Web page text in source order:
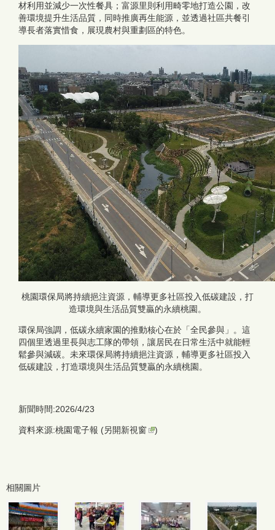
材利用並減少一次性餐具；富源里則利用畸零地打造公園，改
善環境提升生活品質，同時推廣再生能源，並透過社區共餐引
導長者落實惜食，展現農村與重劃區的特色。
桃園環保局將持續挹注資源，輔導更多社區投入低碳建設，打
造環境與生活品質雙贏的永續桃園。
環保局強調，低碳永續家園的推動核心在於「全民參與」。這
四個里透過里長與志工隊的帶領，讓居民在日常生活中就能輕
鬆參與減碳。未來環保局將持續挹注資源，輔導更多社區投入
低碳建設，打造環境與生活品質雙贏的永續桃園。
新聞時間:2026/4/23
資料來源:桃園電子報 (另開新視窗 )
相關圖片